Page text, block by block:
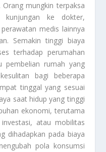
mungkin terpaksa
kunjungan ke dokter,
medis lainnya
Semakin tinggi biaya
terhadap perumahan
pembelian rumah yang
bagi beberapa
tinggal yang sesuai
saat hidup yang tinggi
ekonomi, terutama
atau mobilitas
dihadapkan pada biaya
pola konsumsi